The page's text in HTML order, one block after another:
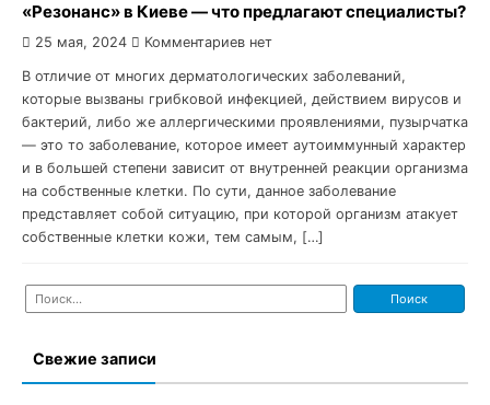
«Резонанс» в Киеве — что предлагают специалисты?
25 мая, 2024 Комментариев нет
В отличие от многих дерматологических заболеваний,
которые вызваны грибковой инфекцией, действием вирусов и
бактерий, либо же аллергическими проявлениями, пузырчатка
— это то заболевание, которое имеет аутоиммунный характер
и в большей степени зависит от внутренней реакции организма
на собственные клетки. По сути, данное заболевание
представляет собой ситуацию, при которой организм атакует
собственные клетки кожи, тем самым, […]
Найти:
Свежие записи